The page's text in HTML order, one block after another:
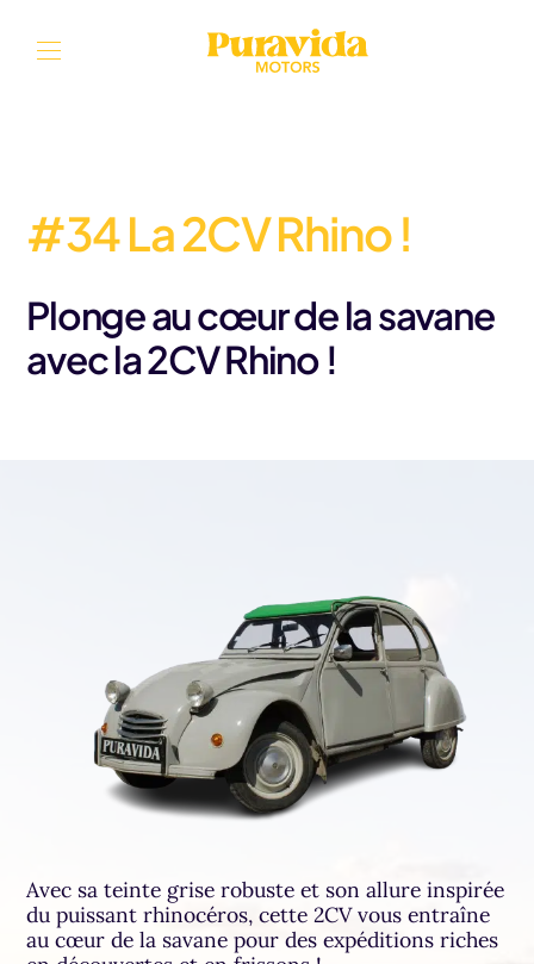
#34 La 2CV Rhino !
Plonge au cœur de la savane
avec la 2CV Rhino !
Avec sa teinte grise robuste et son allure inspirée
du puissant rhinocéros, cette 2CV vous entraîne
au cœur de la savane pour des expéditions riches